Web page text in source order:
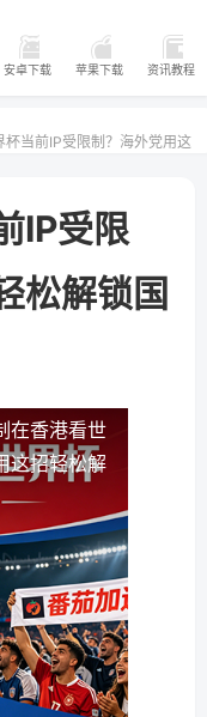
安卓下载 苹果下载 资讯教程
杯当前IP受限制？海外党用这
IP受限
松解锁国
在香港看世
这招轻松解